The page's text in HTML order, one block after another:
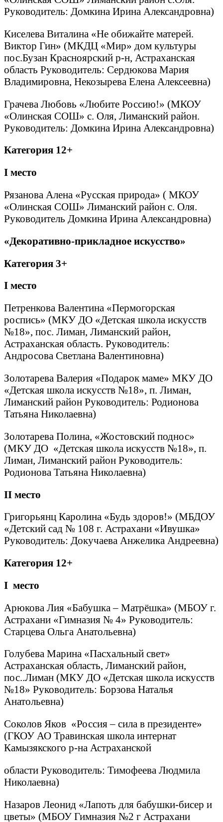
Руководитель: Домкина Ирина Александровна)
Киселева Виталина «Не обижайте матерей.
Виктор Гин» (МКДЦ «Мир» дом культуры
пос.Бузан Красноярский р-н, Астраханская
область Руководитель: Сердюкова Мария
Владимировна, Некозырева Елена Алексеевна)
Грачева Любовь «Любите Россию!» (МКОУ
«Олинская СОШ» с. Оля, Лиманский район.
Руководитель: Домкина Ирина Александровна)
Категория 12+
I место
Рязанова Алена «Русская природа» ( МКОУ
«Олинская СОШ» Лиманский район с. Оля.
Руководитель Домкина Ирина Александровна)
«Декоративно-прикладное искусство»
Категория 3+
I место
Петренкова Валентина «Пермогорская
роспись» (МКУ ДО «Детская школа искусств
№18», пос. Лиман, Лиманский район,
Астраханская область. Руководитель:
Андросова Светлана Валентиновна)
Золотарева Валерия «Подарок маме» МКУ ДО
«Детская школа искусств №18», п. Лиман,
Лиманский район Руководитель: Родионова
Татьяна Николаевна)
Золотарева Полина, «Жостовский поднос»
(МКУ ДО «Детская школа искусств №18», п.
Лиман, Лиманский район Руководитель:
Родионова Татьяна Николаевна)
II место
Григорьянц Каролина «Будь здоров!» (МБДОУ
«Детский сад № 108 г. Астрахани «Ивушка»
Руководитель: Докучаева Анжелика Андреевна)
Категория 12+
I место
Арюкова Лия «Бабушка – Матрёшка» (МБОУ г.
Астрахани «Гимназия № 4» Руководитель:
Старцева Ольга Анатольевна)
Голубева Марина «Пасхальный свет»
Астраханская область, Лиманский район,
пос..Лиман (МКУ ДО «Детская школа искусств
№18» Руководитель: Борзова Наталья
Анатольевна)
Соколов Яков «Россия – сила в президенте»
(ГКОУ АО Травинская школа интернат
Камызякского р-на Астраханской
области Руководитель: Тимофеева Людмила
Николаевна)
Назаров Леонид «Лапоть для бабушки-бисер и
цветы» (МБОУ Гимназия №2 г Астрахани